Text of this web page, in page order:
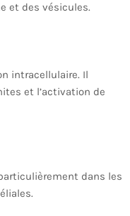
et des vésicules.
intracellulaire. Il
et l’activation de
dans les